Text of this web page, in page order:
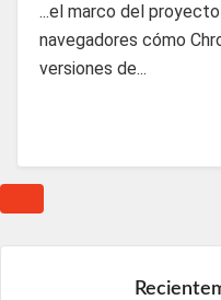
...el marco del
navegadores cómo
versiones de...